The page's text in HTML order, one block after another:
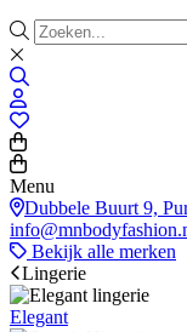
Menu
Dubbele Buurt 9,
Bekijk alle merken
Lingerie
Elegant